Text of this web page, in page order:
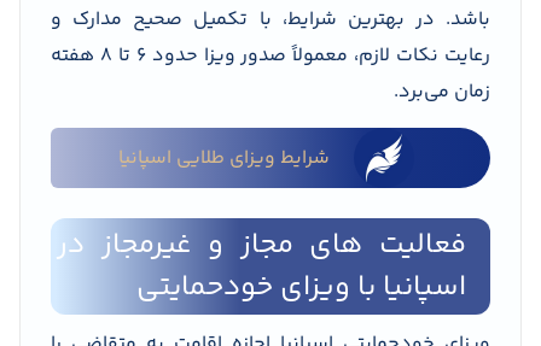
باشد. در بهترین شرایط، با تکمیل صحیح مدارک و
رعایت نکات لازم، معمولاً صدور ویزا حدود ۶ تا ۸ هفته
زمان می‌برد.
شرایط ویزای طلایی اسپانیا
فعالیت های مجاز و غیرمجاز در
اسپانیا با ویزای خودحمایتی